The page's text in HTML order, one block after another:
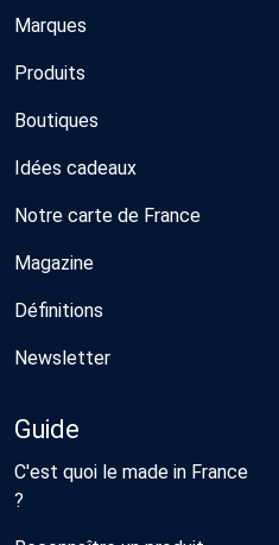
Marques
Produits
Boutiques
Idées cadeaux
Notre carte de France
Magazine
Définitions
Newsletter
Guide
C'est quoi le made in France
?